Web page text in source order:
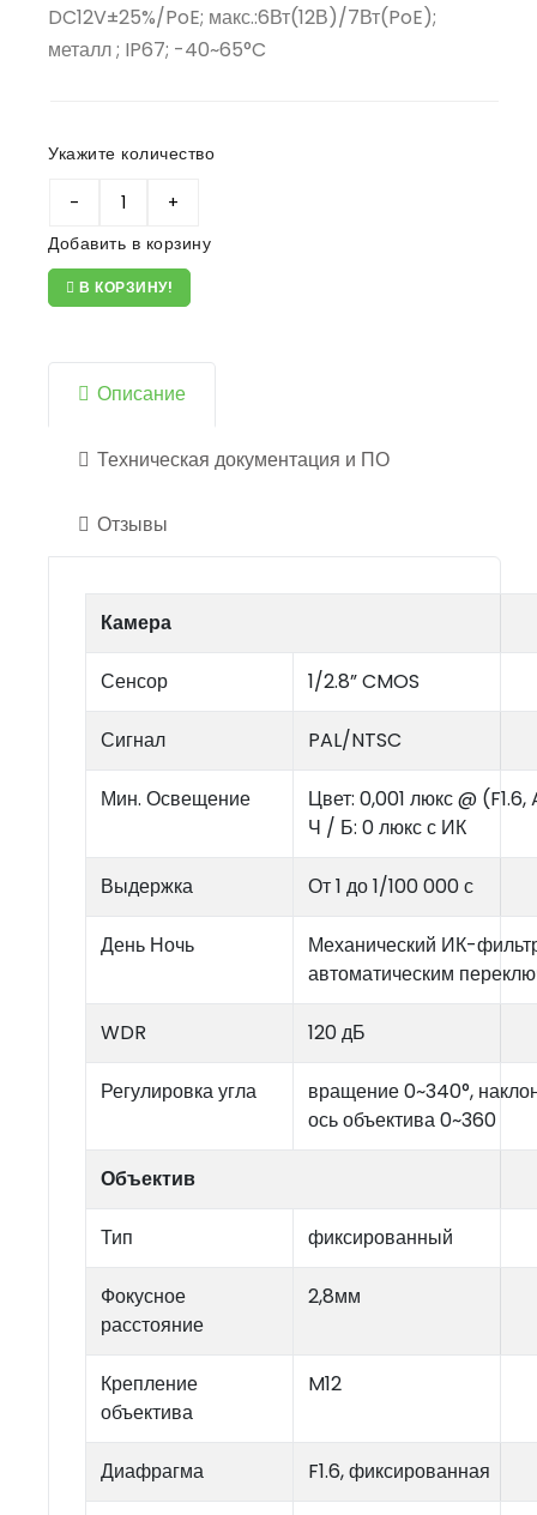
DC12V±25%/PoE; макс.:6Вт(12В)/7Вт(PoE);
металл ; IP67; -40~65°C
Укажите количество
Добавить в корзину
В КОРЗИНУ!
Описание
Техническая документация и ПО
Отзывы
Камера
Сенсор 1/2.8” CMOS
Сигнал PAL/NTSC
Мин. Освещение
Цвет: 0,001 люкс @ (F1.6,
Ч / Б: 0 люкс с ИК
Выдержка От 1 до 1/100 000 с
День Ночь
Механический ИК-
автоматическим
WDR 120 дБ
Регулировка угла
вращение 0~340°,
ось объектива 0~360
Объектив
Тип фиксированный
Фокусное
расстояние
2,8мм
Крепление
объектива
M12
Диафрагма F1.6, фиксированная